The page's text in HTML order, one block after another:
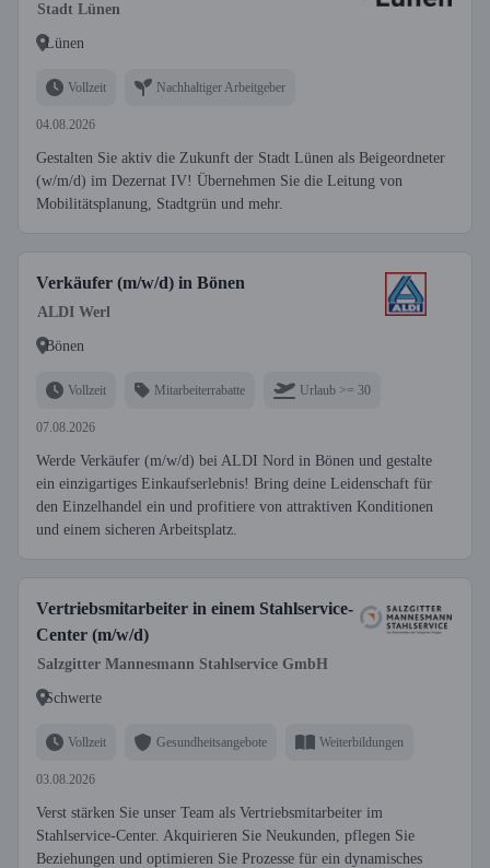
Stadt Lünen
Lünen
Vollzeit Nachhaltiger Arbeitgeber
04.08.2026
Gestalten Sie aktiv die Zukunft der Stadt Lünen als Beigeordneter
(w/m/d) im Dezernat IV! Übernehmen Sie die Leitung von
Mobilitätsplanung, Stadtgrün und mehr.
Verkäufer (m/w/d) in Bönen
ALDI Werl
Bönen
Vollzeit Mitarbeiterrabatte Urlaub >= 30
07.08.2026
Werde Verkäufer (m/w/d) bei ALDI Nord in Bönen und gestalte
ein einzigartiges Einkaufserlebnis! Bring deine Leidenschaft für
den Einzelhandel ein und profitiere von attraktiven Konditionen
und einem sicheren Arbeitsplatz.
Vertriebsmitarbeiter in einem Stahlservice-
Center (m/w/d)
Salzgitter Mannesmann Stahlservice GmbH
Schwerte
Vollzeit Gesundheitsangebote Weiterbildungen
03.08.2026
Verst stärken Sie unser Team als Vertriebsmitarbeiter im
Stahlservice-Center. Akquirieren Sie Neukunden, pflegen Sie
Beziehungen und optimieren Sie Prozesse für ein dynamisches